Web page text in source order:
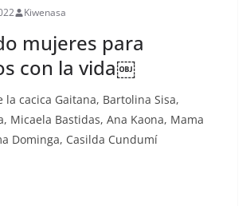
Kiwenasa
mujeres para
con la vida￼
la cacica Gaitana, Bartolina Sisa,
Micaela Bastidas, Ana Kaona, Mama
Dominga, Casilda Cundumí